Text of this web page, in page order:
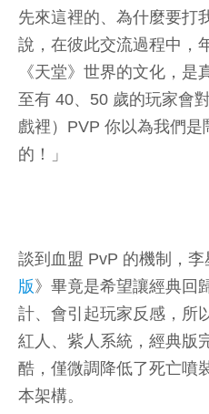
先來這裡的、為什麼要打
說，在彼此交流過程中，
《天堂》世界的文化，
至有 40、50 歲的玩家會
戲裡）PVP 你以為我們
的！」
談到血盟 PvP 的機制，
版》畢竟是希望讓經典回
計、會引起玩家反感，所
紅人、紫人系統，經典版
酷，僅微調降低了死亡噴
本架構。